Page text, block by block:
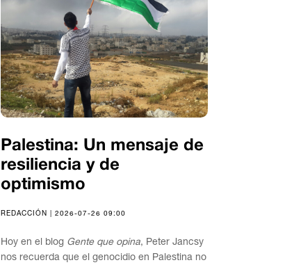
Palestina: Un mensaje de
resiliencia y de
optimismo
REDACCIÓN | 2026-07-26 09:00
Hoy en el blog Gente que opina, Peter Jancsy
nos recuerda que el genocidio en Palestina no